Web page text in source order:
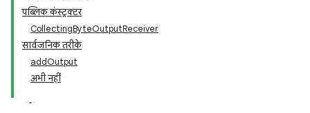
पब्लिक कंस्ट्रक्टर
CollectingByteOutputReceiver
सार्वजनिक तरीके
addOutput
अभी नहीं